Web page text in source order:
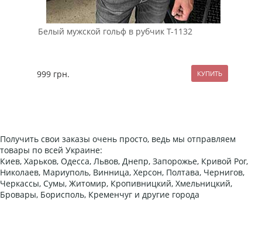
Белый мужской гольф в рубчик Т-1132
999 грн.
Получить свои заказы очень просто, ведь мы отправляем
товары по всей Украине:
Киев, Харьков, Одесса, Львов, Днепр, Запорожье, Кривой Рог,
Николаев, Мариуполь, Винница, Херсон, Полтава, Чернигов,
Черкассы, Сумы, Житомир, Кропивницкий, Хмельницкий,
Бровары, Борисполь, Кременчуг и другие города